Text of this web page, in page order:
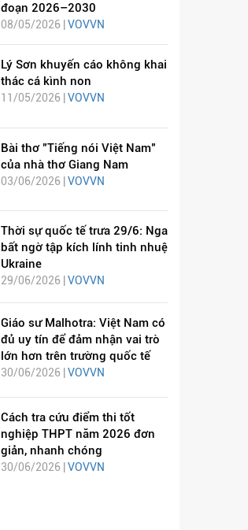
đoạn 2026–2030
08/05/2026 | VOVVN
Lý Sơn khuyến cáo không khai
thác cá kình non
11/05/2026 | VOVVN
Bài thơ "Tiếng nói Việt Nam"
của nhà thơ Giang Nam
03/06/2026 | VOVVN
Thời sự quốc tế trưa 29/6: Nga
bất ngờ tập kích lính tinh nhuệ
Ukraine
29/06/2026 | VOVVN
Giáo sư Malhotra: Việt Nam có
đủ uy tín để đảm nhận vai trò
lớn hơn trên trường quốc tế
30/06/2026 | VOVVN
Cách tra cứu điểm thi tốt
nghiệp THPT năm 2026 đơn
giản, nhanh chóng
30/06/2026 | VOVVN